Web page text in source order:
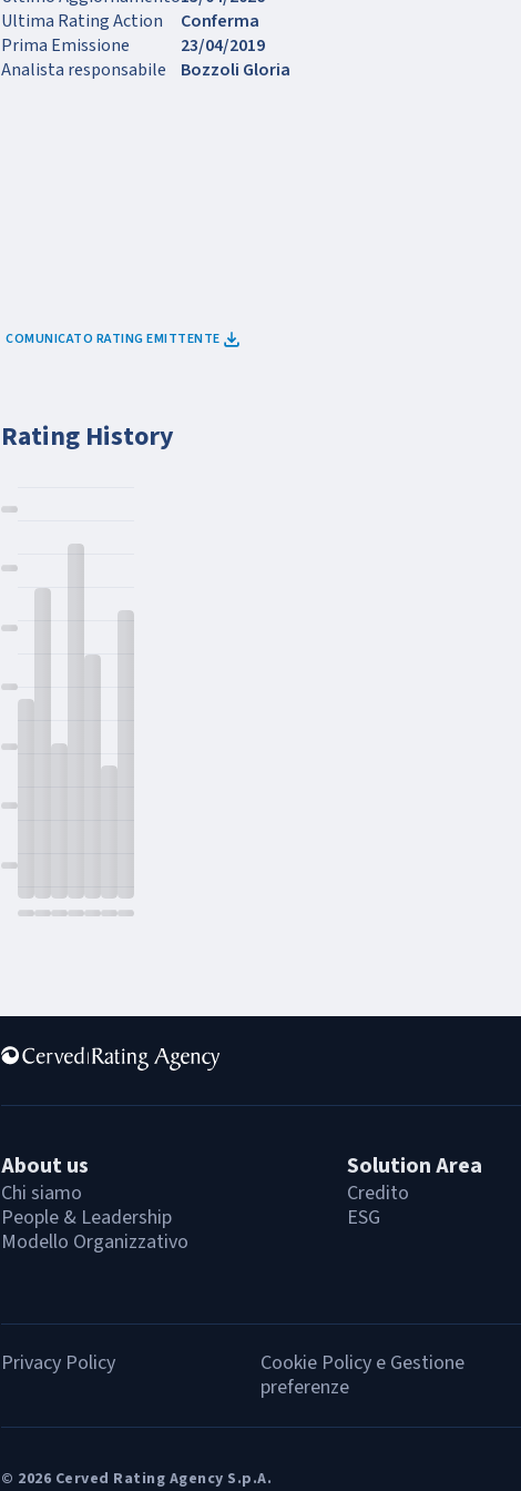
Ultima Rating Action
Conferma
Prima Emissione
23/04/2019
Analista responsabile
Bozzoli Gloria
COMUNICATO RATING EMITTENTE
Rating History
About us
Chi siamo
People & Leadership
Modello Organizzativo
Solution Area
Credito
ESG
Privacy Policy
Cookie Policy e Gestione
preferenze
© 2026 Cerved Rating Agency S.p.A.